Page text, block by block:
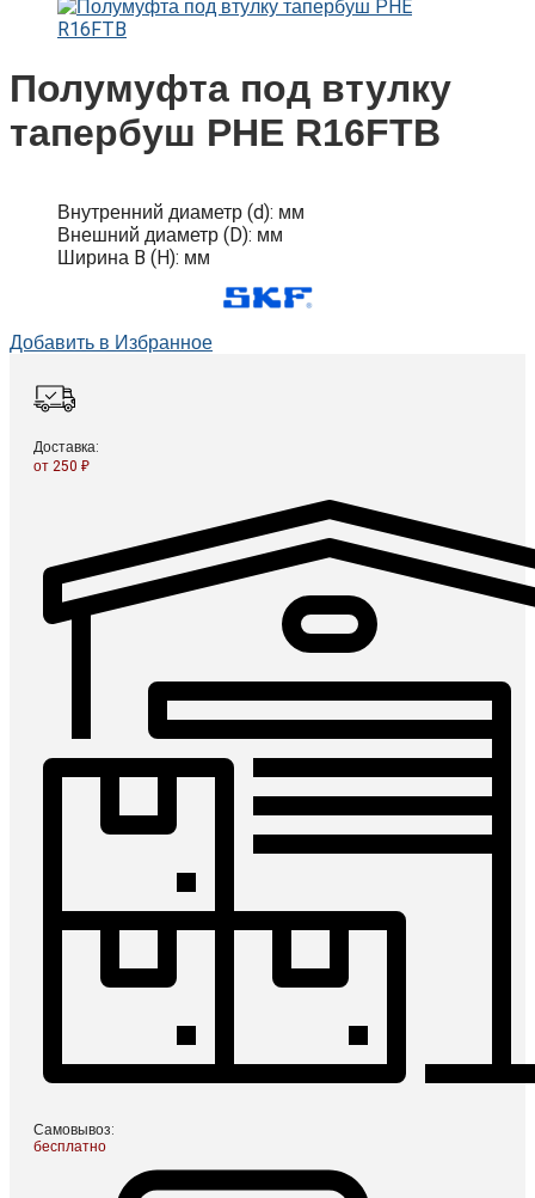
Полумуфта под втулку
тапербуш PHE R16FTB
Внутренний диаметр (d): мм
Внешний диаметр (D): мм
Ширина B (H): мм
Добавить в Избранное
Доставка:
от 250 ₽
Самовывоз:
бесплатно